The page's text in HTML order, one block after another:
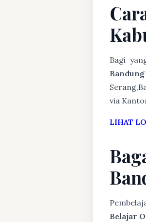
Bagi
Bandung
via
LIHAT
Belajar